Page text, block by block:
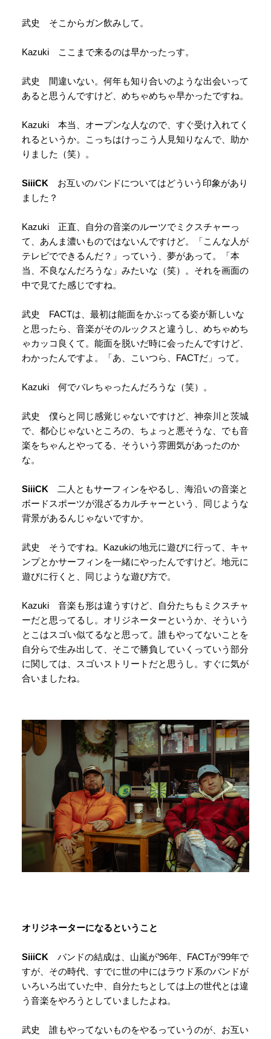
武史 そこからガン飲みして。
Kazuki ここまで来るのは早かったっす。
武史 間違いない。何年も知り合いのような出会いって
あると思うんですけど、めちゃめちゃ早かったですね。
Kazuki 本当、オープンな人なので、すぐ受け入れてく
れるというか。こっちはけっこう人見知りなんで、助か
りました（笑）。
SiiiCK お互いのバンドについてはどういう印象があり
ました？
Kazuki 正直、自分の音楽のルーツでミクスチャーっ
て、あんま濃いものではないんですけど。「こんな人が
テレビでできるんだ？」っていう、夢があって。「本
当、不良なんだろうな」みたいな（笑）。それを画面の
中で見てた感じですね。
武史 FACTは、最初は能面をかぶってる姿が新しいな
と思ったら、音楽がそのルックスと違うし、めちゃめち
ゃカッコ良くて。能面を脱いだ時に会ったんですけど、
わかったんですよ。「あ、こいつら、FACTだ」って。
Kazuki 何でバレちゃったんだろうな（笑）。
武史 僕らと同じ感覚じゃないですけど、神奈川と茨城
で、都心じゃないところの、ちょっと悪そうな、でも音
楽をちゃんとやってる、そういう雰囲気があったのか
な。
SiiiCK 二人ともサーフィンをやるし、海沿いの音楽と
ボードスポーツが混ざるカルチャーという、同じような
背景があるんじゃないですか。
武史 そうですね。Kazukiの地元に遊びに行って、キャ
ンプとかサーフィンを一緒にやったんですけど。地元に
遊びに行くと、同じような遊び方で。
Kazuki 音楽も形は違うすけど、自分たちもミクスチャ
ーだと思ってるし。オリジネーターというか、そういう
とこはスゴい似てるなと思って。誰もやってないことを
自分らで生み出して、そこで勝負していくっていう部分
に関しては、スゴいストリートだと思うし。すぐに気が
合いましたね。
オリジネーターになるということ
SiiiCK バンドの結成は、山嵐が’96年、FACTが’99年で
すが、その時代、すでに世の中にはラウド系のバンドが
いろいろ出ていた中、自分たちとしては上の世代とは違
う音楽をやろうとしていましたよね。
武史 誰もやってないものをやるっていうのが、お互い